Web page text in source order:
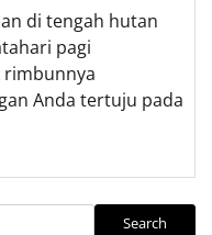
di tengah hutan
pagi
rimbunnya
Anda tertuju pada
Search